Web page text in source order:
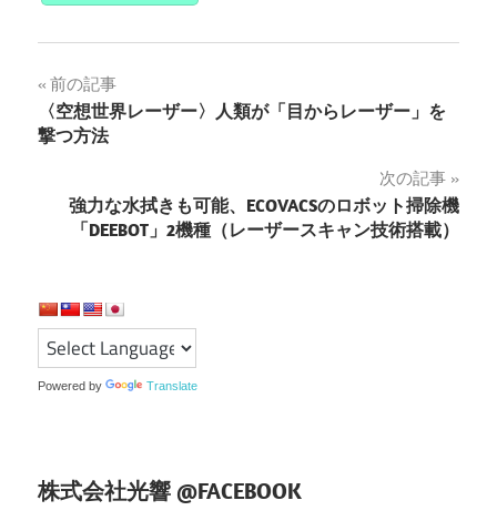
投
稿
ー
シ
ョ
前の記事
〈空想世界レーザー〉人類が「目からレーザー」を
撃つ方法
次の記事
強力な水拭きも可能、ECOVACSのロボット掃除機
「DEEBOT」2機種（レーザースキャン技術搭載）
Powered by Translate
株式会社光響 @FACEBOOK